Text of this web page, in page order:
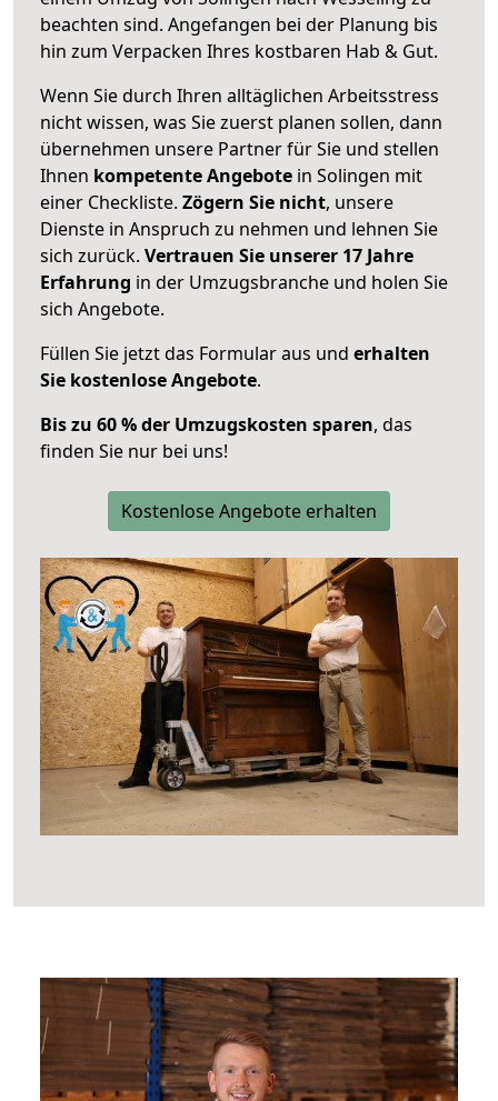
beachten sind. Angefangen bei der Planung bis
hin zum Verpacken Ihres kostbaren Hab & Gut.
Wenn Sie durch Ihren alltäglichen Arbeitsstress
nicht wissen, was Sie zuerst planen sollen, dann
übernehmen unsere Partner für Sie und stellen
Ihnen kompetente Angebote in Solingen mit
einer Checkliste. Zögern Sie nicht, unsere
Dienste in Anspruch zu nehmen und lehnen Sie
sich zurück. Vertrauen Sie unserer 17 Jahre
Erfahrung in der Umzugsbranche und holen Sie
sich Angebote.
Füllen Sie jetzt das Formular aus und erhalten
Sie kostenlose Angebote.
Bis zu 60 % der Umzugskosten sparen, das
finden Sie nur bei uns!
Kostenlose Angebote erhalten